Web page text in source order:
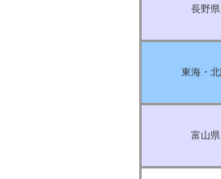
長野県
東海・
富山県